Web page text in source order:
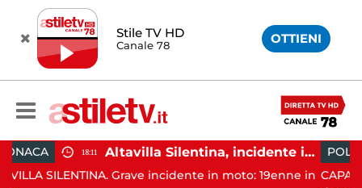
Stile TV HD
Canale 78 OTTIENI
Altavilla Silentina, incidente in moto nella notte: 19enne in prognosi riservata
Grave incidente in moto: 19enne in
POLITICA 19:43
CAPACCIO PAESTUM. È